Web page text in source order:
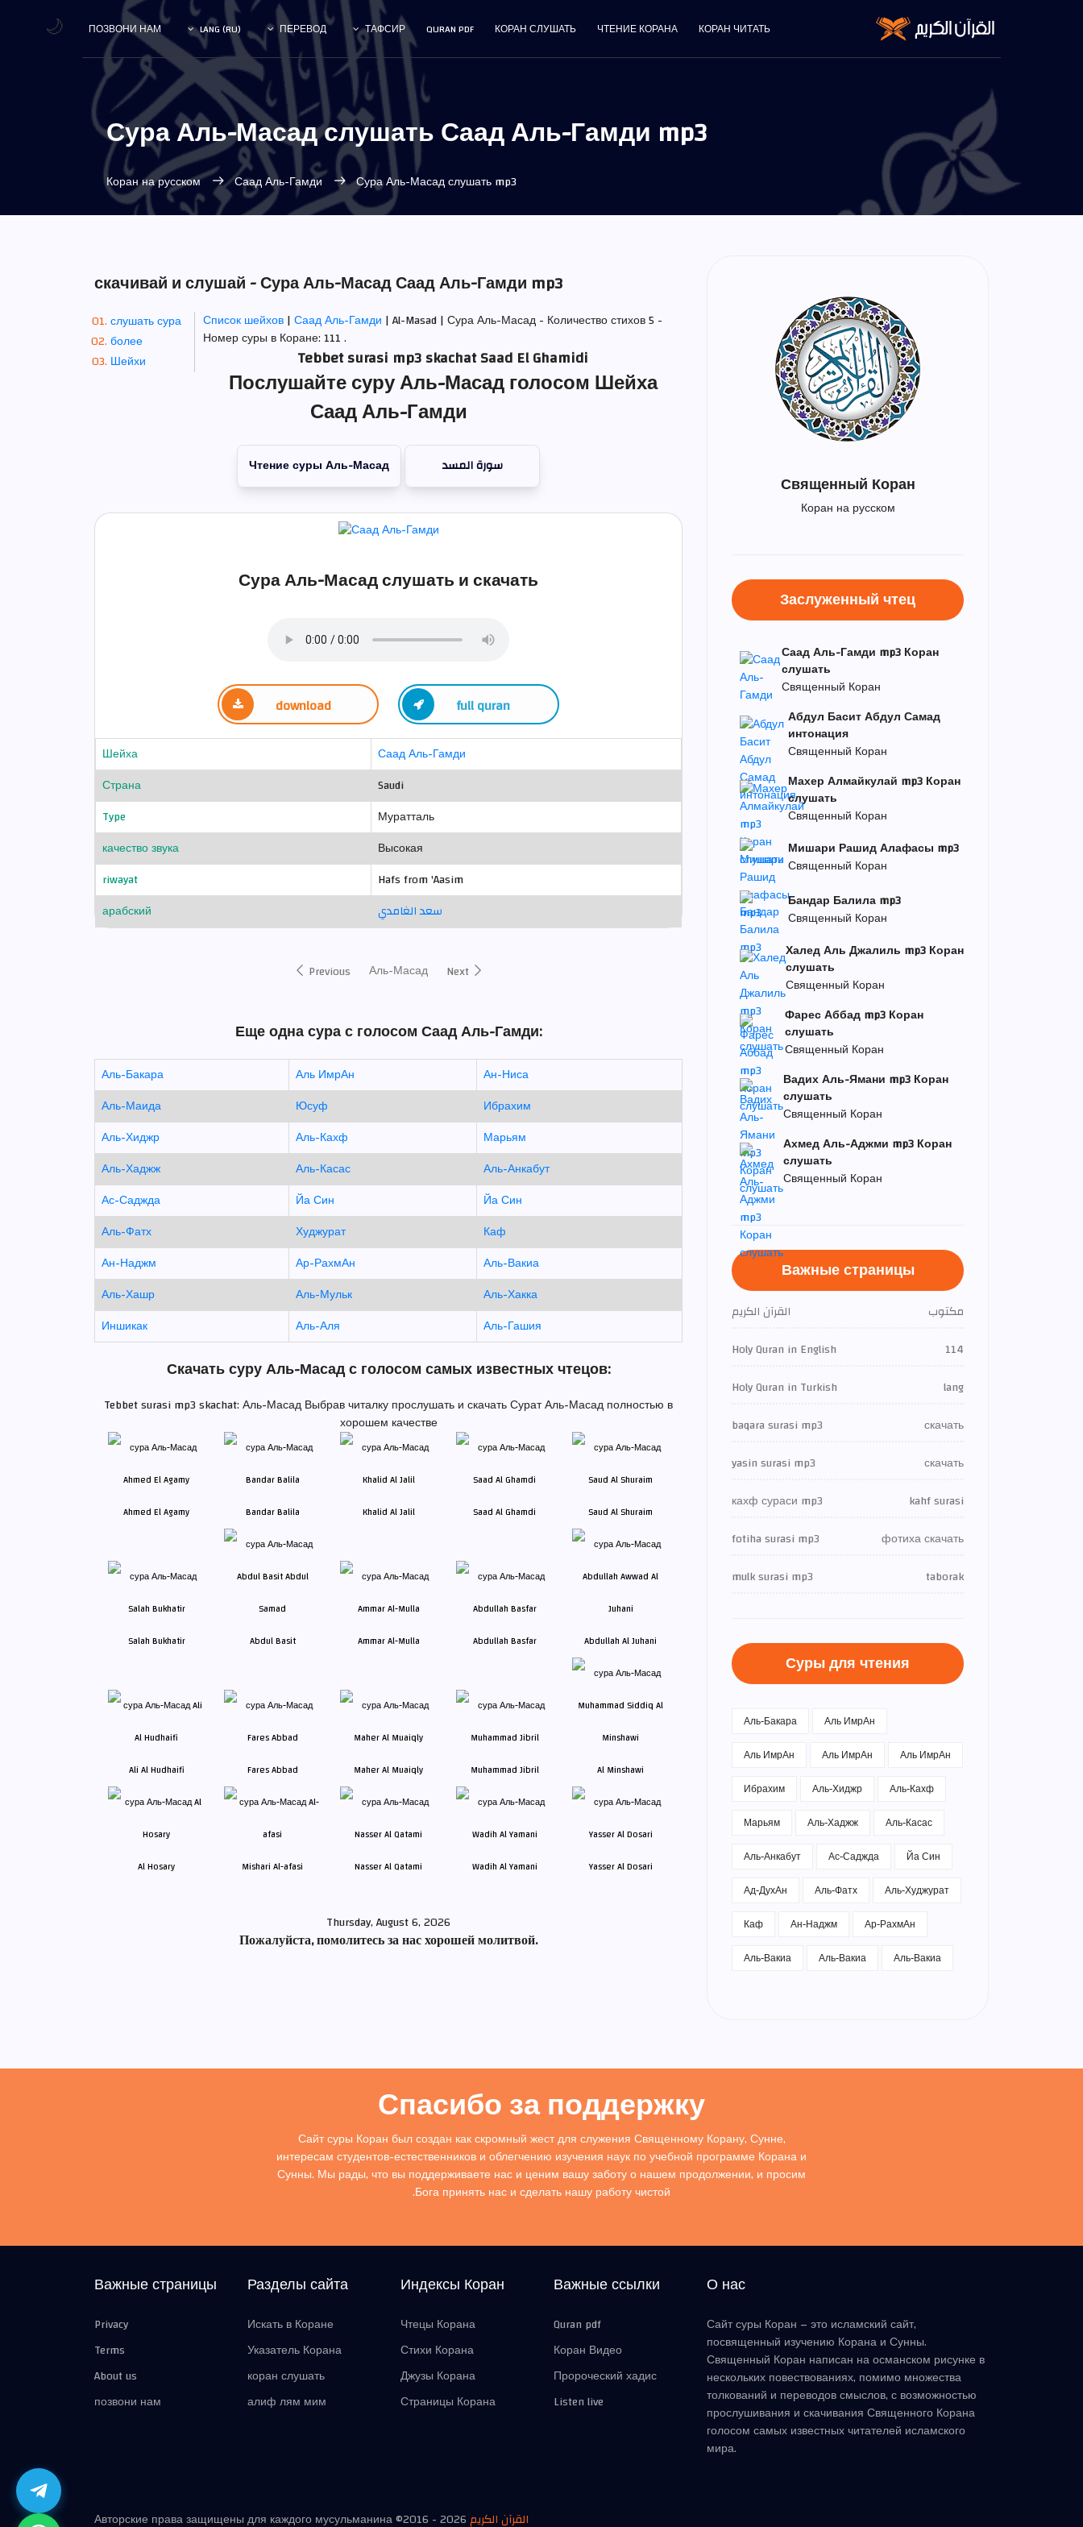
КОРАН ЧИТАТЬ
ЧТЕНИЕ КОРАНА
КОРАН СЛУШАТЬ
QURAN PDF
ТАФСИР
ПЕРЕВОД
LANG (RU)
ПОЗВОНИ НАМ
Сура Аль-Масад слушать Саад Аль-Гамди mp3
Коран на русском Саад Аль-Гамди Сура Аль-Масад слушать mp3
скачивай и слушай - Сура Аль-Масад Саад Аль-Гамди mp3
слушать сура
более
Шейхи
Список шейхов|Саад Аль-Гамди | Al-Masad | Сура Аль-Масад - Количество стихов 5 -
Номер суры в Коране: 111 .
Tebbet surasi mp3 skachat Saad El Ghamidi
Послушайте суру Аль-Масад голосом Шейха
Саад Аль-Гамди
Чтение суры Аль-Масад سورة المسد
Сура Аль-Масад слушать и скачать
download full quran
Шейха
Саад Аль-Гамди
Страна
Saudi
Type
Муратталь
качество звука
Высокая
riwayat
Hafs from 'Aasim
арабский
سعد الغامدي
Previous Аль-Масад Next
Еще одна сура с голосом Саад Аль-Гамди:
Аль-Бакара Аль ИмрАн
Ан-Ниса
Аль-Маида
Юсуф
Ибрахим
Аль-Хиджр
Аль-Кахф
Марьям
Аль-Хаджж
Аль-Касас
Аль-Анкабут
Ас-Саджда
Йа Син
Йа Син
Аль-Фатх
Худжурат
Каф
Ан-Наджм
Ар-РахмАн
Аль-Вакиа
Аль-Хашр
Аль-Мульк
Аль-Хакка
Иншикак
Аль-Аля Аль-Гашия
Скачать суру Аль-Масад с голосом самых известных чтецов:
Tebbet surasi mp3 skachat: Аль-Масад Выбрав читалку прослушать и скачать Сурат Аль-Масад полностью в
хорошем качестве
Ahmed El Agamy Bandar Balila Khalid Al Jalil Saad Al Ghamdi Saud Al Shuraim
Salah Bukhatir Abdul Basit Ammar Al-Mulla Abdullah Basfar Abdullah Al Juhani
Ali Al Hudhaifi Fares Abbad Maher Al Muaiqly Muhammad Jibril Al Minshawi
Al Hosary Mishari Al-afasi Nasser Al Qatami Wadih Al Yamani Yasser Al Dosari
Thursday, August 6, 2026
Пожалуйста, помолитесь за нас хорошей молитвой.
Священный Коран
Коран на русском
Заслуженный чтец
Саад Аль-Гамди mp3 Коран
слушать
Священный Коран
Абдул Басит Абдул Самад
интонация
Священный Коран
Махер Алмайкулай mp3 Коран
слушать
Священный Коран
Мишари Рашид Алафасы mp3
Священный Коран
Бандар Балила mp3
Священный Коран
Халед Аль Джалиль mp3 Коран
слушать
Священный Коран
Фарес Аббад mp3 Коран
слушать
Священный Коран
Вадих Аль-Ямани mp3 Коран
слушать
Священный Коран
Ахмед Аль-Аджми mp3 Коран
слушать
Священный Коран
Важные страницы
القرآن الكريم
مكتوب
Holy Quran in English
114
Holy Quran in Turkish
lang
baqara surasi mp3
скачать
yasin surasi mp3
скачать
кахф сураси mp3
kahf surasi
fotiha surasi mp3
фотиха скачать
mulk surasi mp3
taborak
Суры для чтения
Аль-Бакара
Аль ИмрАн
Аль ИмрАн
Аль ИмрАн
Аль ИмрАн
Ибрахим
Аль-Хиджр
Аль-Кахф
Марьям
Аль-Хаджж
Аль-Касас
Аль-Анкабут
Ас-Саджда
Йа Син
Ад-ДухАн
Аль-Фатх
Аль-Худжурат
Каф
Ан-Наджм
Ар-РахмАн
Аль-Вакиа
Аль-Вакиа Аль-Вакиа
Спасибо за поддержку
Сайт суры Коран был создан как скромный жест для служения Священному Корану, Сунне,
интересам студентов-естественников и облегчению изучения наук по учебной программе Корана и
Сунны. Мы рады, что вы поддерживаете нас и ценим вашу заботу о нашем продолжении, и просим
Бога принять нас и сделать нашу работу чистой.
Важные страницы
Privacy
Terms
About us
позвони нам
Разделы сайта
Искать в Коране
Указатель Корана
коран слушать
алиф лям мим
Индексы Коран
Чтецы Корана
Стихи Корана
Джузы Корана
Страницы Корана
Важные ссылки
Quran pdf
Коран Видео
Пророческий хадис
Listen live
О нас
Сайт суры Коран – это исламский сайт,
посвященный изучению Корана и Сунны.
Священный Коран написан на османском рисунке в
нескольких повествованиях, помимо множества
толкований и переводов смыслов, с возможностью
прослушивания и скачивания Священного Корана
голосом самых известных читателей исламского
мира.
Авторские права защищены для каждого мусульманина ©2016 -2026القرآن الكريم
🌙